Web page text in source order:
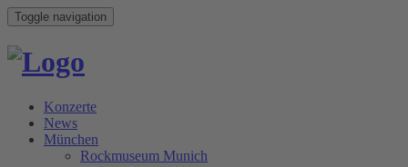
Toggle navigation
Konzerte
News
München
Rockmuseum Munich